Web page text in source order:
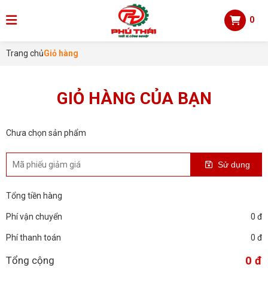
0
Trang chủGiỏ hàng
GIỎ HÀNG CỦA BẠN
Chưa chọn sản phẩm
Sử dụng
Tổng tiền hàng
Phí vận chuyển 0 đ
Phí thanh toán 0 đ
Tổng cộng 0 đ